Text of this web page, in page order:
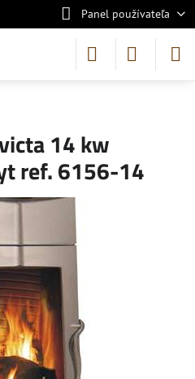
Panel používateľa
14 kw
ref. 6156-14